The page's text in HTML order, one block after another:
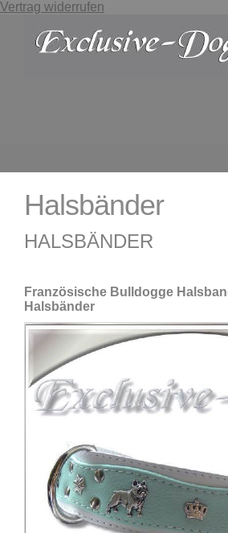
Vertrag widerrufen
Halsbänder
HALSBÄNDER
Französische Bulldogge
Halsbänder